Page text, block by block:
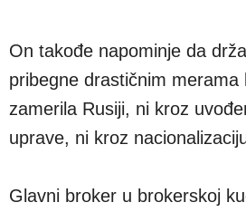
On takođe napominje da
pribegne drastičnim merama
zamerila Rusiji, ni kroz
uprave, ni kroz
Glavni broker u brokerskoj